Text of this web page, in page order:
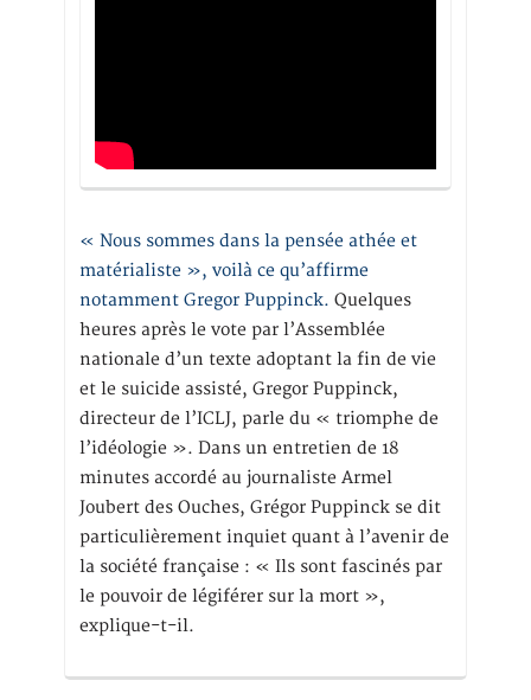
« Nous sommes dans la pensée athée et
matérialiste », voilà ce qu’affirme
notamment Gregor Puppinck. Quelques
heures après le vote par l’Assemblée
nationale d’un texte adoptant la fin de vie
et le suicide assisté, Gregor Puppinck,
directeur de l’ICLJ, parle du « triomphe de
l’idéologie ». Dans un entretien de 18
minutes accordé au journaliste Armel
Joubert des Ouches, Grégor Puppinck se dit
particulièrement inquiet quant à l’avenir de
la société française : « Ils sont fascinés par
le pouvoir de légiférer sur la mort »,
explique-t-il.